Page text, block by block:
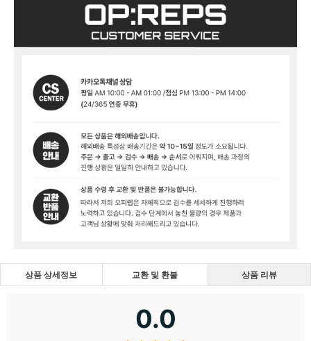
상품 상세정보 교환 및 환불 상품 리뷰
0.0